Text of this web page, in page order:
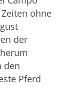
ohne
der
den
Pferd